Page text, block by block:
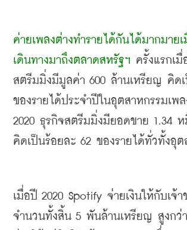
ค่ายเพลงต่างทำรายได้กันได้มากมายเ
เดินทางมาถึงตลาดสหรัฐฯ ครั้งแรกเมื่
สตรีมมิ่งมีมูลค่า 600 ล้านเหรียญ คิด
ของรายได้ประจำปีในอุตสาหกรรมเพล
2020 ธุรกิจสตรีมมิ่งมียอดขาย 1.34 ห
คิดเป็นร้อยละ 62 ของรายได้ทั่วทั้งอุต
เมื่อปี 2020 Spotify จ่ายเงินให้กับเจ้
จำนวนทั้งสิ้น 5 พันล้านเหรียญ สูงกว่